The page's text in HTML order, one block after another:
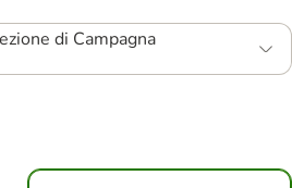
di Campagna